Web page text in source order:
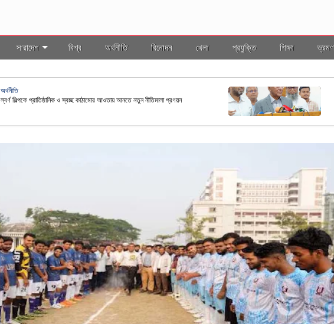
সারাদেশ বিশ্ব অর্থনীতি বিনোদন খেলা প্রযুক্তি শিক্ষা ভ্রমণ
অর্থনীতি
স্বর্ণ শিল্পকে প্রাতিষ্ঠানিক ও স্বচ্ছ কাঠামোর আওতায় আনতে নতুন নীতিমালা প্রণয়ন